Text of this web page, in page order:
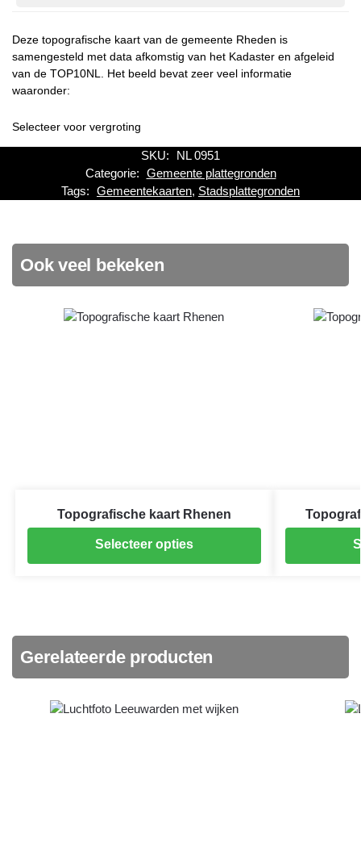
Deze topografische kaart van de gemeente Rheden is
samengesteld met data afkomstig van het Kadaster en afgeleid
van de TOP10NL. Het beeld bevat zeer veel informatie
waaronder:
Selecteer voor vergroting
SKU:
NL 0951
Categorie: Gemeente plattegronden
Tags: Gemeentekaarten, Stadsplattegronden
Ook veel bekeken
Topografische kaart Rhenen
Selecteer opties
Gerelateerde producten